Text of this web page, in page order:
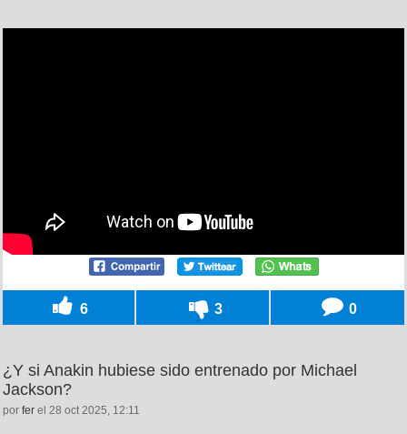
6 3 0
¿Y si Anakin hubiese sido entrenado por Michael
Jackson?
por fer el 28 oct 2025, 12:11